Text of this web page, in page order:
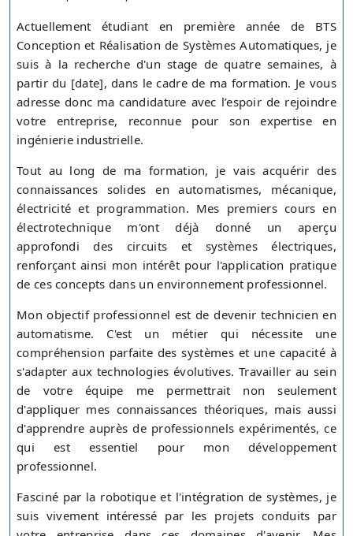
Actuellement étudiant en première année de BTS
Conception et Réalisation de Systèmes Automatiques, je
suis à la recherche d'un stage de quatre semaines, à
partir du [date], dans le cadre de ma formation. Je vous
adresse donc ma candidature avec l’espoir de rejoindre
votre entreprise, reconnue pour son expertise en
ingénierie industrielle.
Tout au long de ma formation, je vais acquérir des
connaissances solides en automatismes, mécanique,
électricité et programmation. Mes premiers cours en
électrotechnique m'ont déjà donné un aperçu
approfondi des circuits et systèmes électriques,
renforçant ainsi mon intérêt pour l'application pratique
de ces concepts dans un environnement professionnel.
Mon objectif professionnel est de devenir technicien en
automatisme. C'est un métier qui nécessite une
compréhension parfaite des systèmes et une capacité à
s'adapter aux technologies évolutives. Travailler au sein
de votre équipe me permettrait non seulement
d'appliquer mes connaissances théoriques, mais aussi
d'apprendre auprès de professionnels expérimentés, ce
qui est essentiel pour mon développement
professionnel.
Fasciné par la robotique et l'intégration de systèmes, je
suis vivement intéressé par les projets conduits par